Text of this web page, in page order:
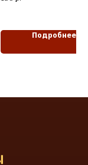
Подробнее